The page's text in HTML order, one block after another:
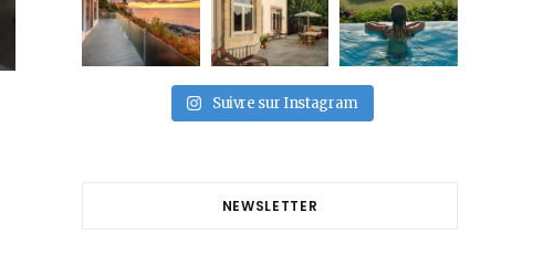
Suivre sur Instagram
NEWSLETTER